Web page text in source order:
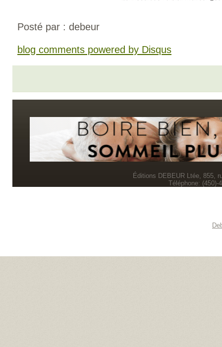
Posté par : debeur
blog comments powered by Disqus
Éditions DEBEUR Ltée, 855,
Téléphone: (450)-